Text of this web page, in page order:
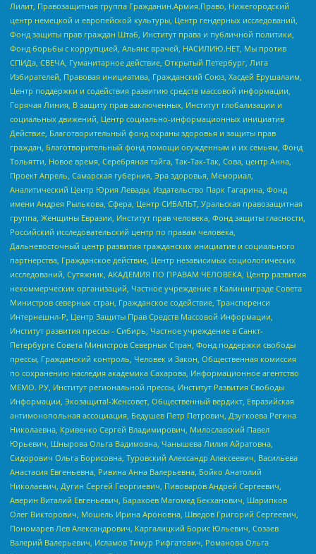
Лилит, Правозащитная группа Гражданин.Армия.Право, Нижегородский
центр немецкой и европейской культуры, Центр гендерных исследований,
Фонд защиты прав граждан Штаб, Институт права и публичной политики,
Фонд борьбы с коррупцией, Альянс врачей, НАСИЛИЮ.НЕТ, Мы против
СПИДа, СВЕЧА, Гуманитарное действие, Открытый Петербург, Лига
Избирателей, Правовая инициатива, Гражданский Союз, Хасдей Ерушалаим,
Центр поддержки и содействия развитию средств массовой информации,
Горячая Линия, В защиту прав заключенных, Институт глобализации и
социальных движений, Центр социально-информационных инициатив
Действие, Благотворительный фонд охраны здоровья и защиты прав
граждан, Благотворительный фонд помощи осужденным и их семьям, Фонд
Тольятти, Новое время, Серебряная тайга, Так-Так-Так, Сова, центр Анна,
Проект Апрель, Самарская губерния, Эра здоровья, Мемориал,
Аналитический Центр Юрия Левады, Издательство Парк Гагарина, Фонд
имени Андрея Рылькова, Сфера, Центр СИБАЛЬТ, Уральская правозащитная
группа, Женщины Евразии, Институт прав человека, Фонд защиты гласности,
Российский исследовательский центр по правам человека,
Дальневосточный центр развития гражданских инициатив и социального
партнерства, Гражданское действие, Центр независимых социологических
исследований, Сутяжник, АКАДЕМИЯ ПО ПРАВАМ ЧЕЛОВЕКА, Центр развития
некоммерческих организаций, Частное учреждение в Калининграде Совета
Министров северных стран, Гражданское содействие, Трансперенси
Интернешнл-Р, Центр Защиты Прав Средств Массовой Информации,
Институт развития прессы - Сибирь, Частное учреждение в Санкт-
Петербурге Совета Министров Северных Стран, Фонд поддержки свободы
прессы, Гражданский контроль, Человек и Закон, Общественная комиссия
по сохранению наследия академика Сахарова, Информационное агентство
МЕМО. РУ, Институт региональной прессы, Институт Развития Свободы
Информации, Экозащита!-Женсовет, Общественный вердикт, Евразийская
антимонопольная ассоциация, Бедушев Петр Петрович, Дзугкоева Регина
Николаевна, Кривенко Сергей Владимирович, Милославский Павел
Юрьевич, Шнырова Ольга Вадимовна, Чанышева Лилия Айратовна,
Сидорович Ольга Борисовна, Туровский Александр Алексеевич, Васильева
Анастасия Евгеньевна, Ривина Анна Валерьевна, Бойко Анатолий
Николаевич, Дугин Сергей Георгиевич, Пивоваров Андрей Сергеевич,
Аверин Виталий Евгеньевич, Барахоев Магомед Бекханович, Шарипков
Олег Викторович, Мошель Ирина Ароновна, Шведов Григорий Сергеевич,
Пономарев Лев Александрович, Каргалицкий Борис Юльевич, Созаев
Валерий Валерьевич, Исламов Тимур Рифгатович, Романова Ольга